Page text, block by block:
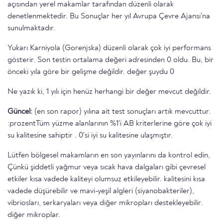
açısından yerel makamlar tarafından düzenli olarak
denetlenmektedir. Bu Sonuçlar her yıl Avrupa Çevre Ajansı'na
sunulmaktadır.
Yukarı Karniyola (Gorenjska) düzenli olarak çok iyi performans
gösterir. Son testin ortalama değeri adresinden 0 oldu. Bu, bir
önceki yıla göre bir gelişme değildir. değer şuydu 0
Ne yazık ki, 1 yılı için henüz herhangi bir değer mevcut değildir.
Güncel: (en son rapor) yılına ait test sonuçları artık mevcuttur.
:prozentTüm yüzme alanlarının %1'i AB kriterlerine göre çok iyi
su kalitesine sahiptir . 0'si iyi su kalitesine ulaşmıştır.
Lütfen bölgesel makamların en son yayınlarını da kontrol edin,
Çünkü şiddetli yağmur veya sıcak hava dalgaları gibi çevresel
etkiler kısa vadede kaliteyi olumsuz etkileyebilir. kalitesini kısa
vadede düşürebilir ve mavi-yeşil algleri (siyanobakteriler),
vibriosları, serkaryaları veya diğer mikropları destekleyebilir.
diğer mikroplar.